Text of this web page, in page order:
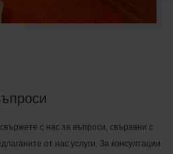
с нас за въпроси, свързани с
от нас услуги. За консултации